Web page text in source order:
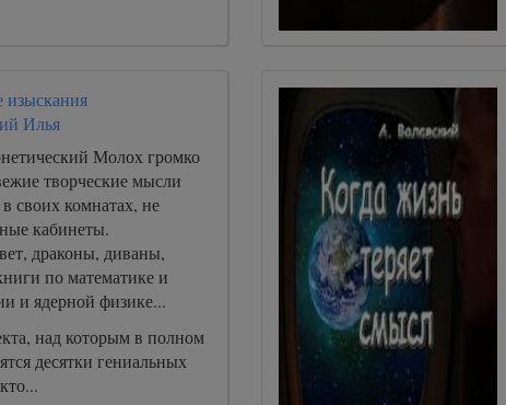
изыскания
Илья
Молох громко
творческие мысли
своих комнатах, не
кабинеты.
драконы, диваны,
по математике и
и ядерной физике...
над которым в полном
десятки гениальных